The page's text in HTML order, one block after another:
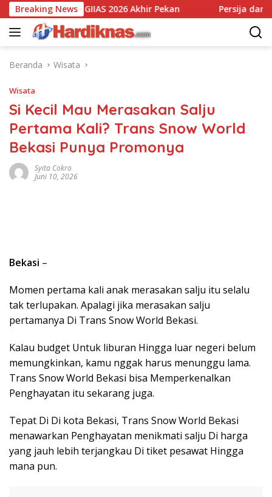
Langsung
ke
konten
Breaking News
Suzuki GIIAS 2026 Akhir Pekan Persija dan Bank
Beranda Wisata
Wisata
Si Kecil Mau Merasakan Salju
Pertama Kali? Trans Snow World
Bekasi Punya Promonya
Syita Cokro
Juni 10, 2026
Bekasi –
Momen pertama kali anak merasakan salju itu selalu
tak terlupakan. Apalagi jika merasakan salju
pertamanya Di Trans Snow World Bekasi.
Kalau budget Untuk liburan Hingga luar negeri belum
memungkinkan, kamu nggak harus menunggu lama.
Trans Snow World Bekasi bisa Memperkenalkan
Penghayatan itu sekarang juga.
Tepat Di Di kota Bekasi, Trans Snow World Bekasi
menawarkan Penghayatan menikmati salju Di harga
yang jauh lebih terjangkau Di tiket pesawat Hingga
mana pun.